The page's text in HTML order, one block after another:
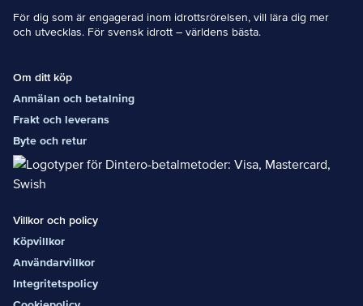
För dig som är engagerad inom idrottsrörelsen, vill lära dig mer
och utvecklas. För svensk idrott – världens bästa.
Om ditt köp
Anmälan och betalning
Frakt och leverans
Byte och retur
Villkor och policy
Köpvillkor
Användarvillkor
Integritetspolicy